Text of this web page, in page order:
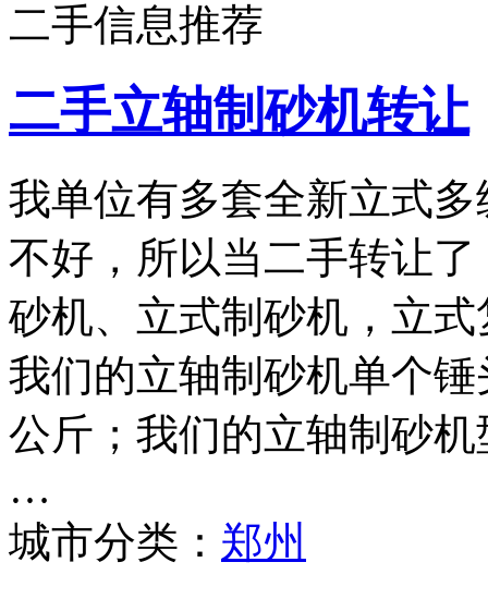
二手信息推荐
二手立轴制砂机转让
我单位有多套全新立式
不好，所以当二手转让
砂机、立式制砂机，立
我们的立轴制砂机单个
公斤；我们的立轴制砂
…
城市分类： 郑州